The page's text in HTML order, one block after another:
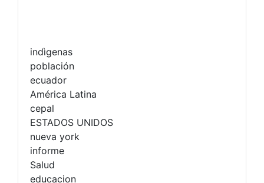
indìgenas
población
ecuador
América Latina
cepal
ESTADOS UNIDOS
nueva york
informe
Salud
educacion